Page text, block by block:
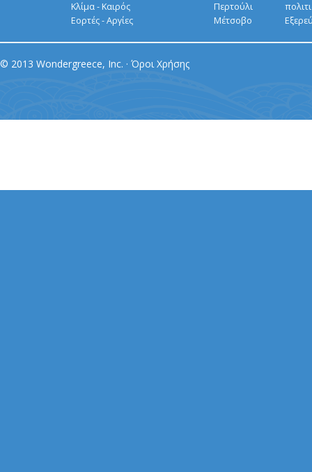
Κλίμα - Καιρός
Εορτές - Αργίες
Περτούλι
Μέτσοβο
© 2013 Wondergreece, Inc. · Όροι Χρήσης